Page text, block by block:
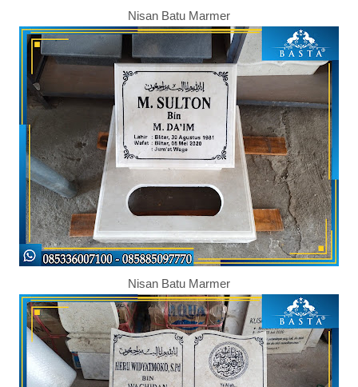
Nisan Batu Marmer
Nisan Batu Marmer